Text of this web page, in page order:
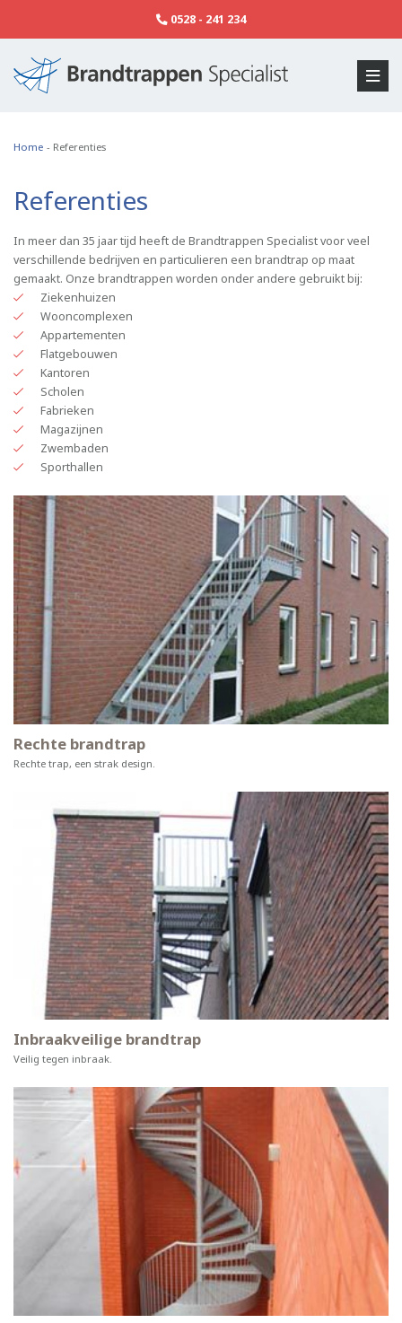
0528 - 241 234
Home - Referenties
Referenties
In meer dan 35 jaar tijd heeft de Brandtrappen Specialist voor veel
verschillende bedrijven en particulieren een brandtrap op maat
gemaakt. Onze brandtrappen worden onder andere gebruikt bij:
Ziekenhuizen
Wooncomplexen
Appartementen
Flatgebouwen
Kantoren
Scholen
Fabrieken
Magazijnen
Zwembaden
Sporthallen
Rechte brandtrap
Rechte trap, een strak design.
Inbraakveilige brandtrap
Veilig tegen inbraak.